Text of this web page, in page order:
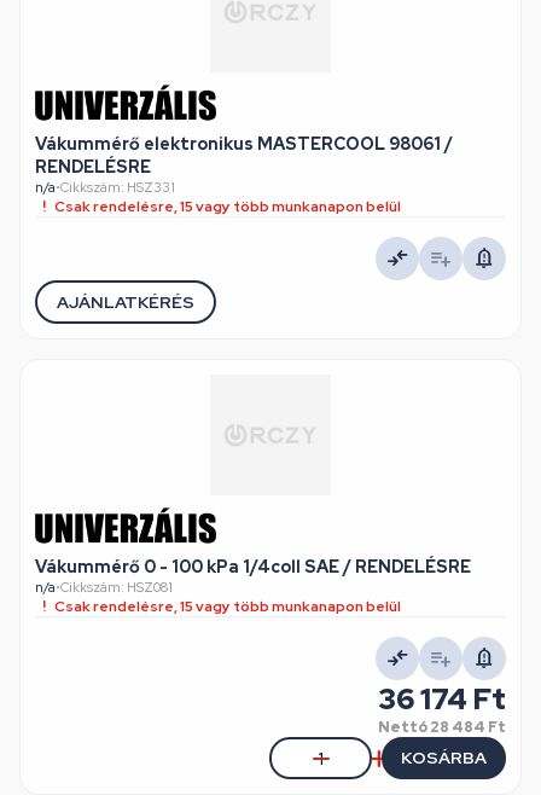
Vákummérő elektronikus MASTERCOOL 98061 /
RENDELÉSRE
n/a•Cikkszám: HSZ331
Csak rendelésre, 15 vagy több munkanapon belül
AJÁNLATKÉRÉS
Vákummérő 0 - 100 kPa 1/4coll SAE / RENDELÉSRE
n/a•Cikkszám: HSZ081
Csak rendelésre, 15 vagy több munkanapon belül
36 174 Ft
Nettó28 484 Ft
KOSÁRBA